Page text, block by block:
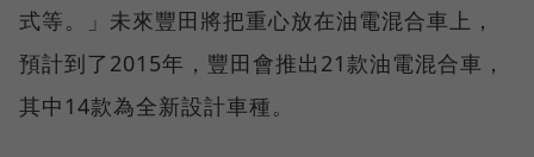
式等。」未來豐田將把重心放在油電混合車上，
預計到了2015年，豐田會推出21款油電混合車，
其中14款為全新設計車種。